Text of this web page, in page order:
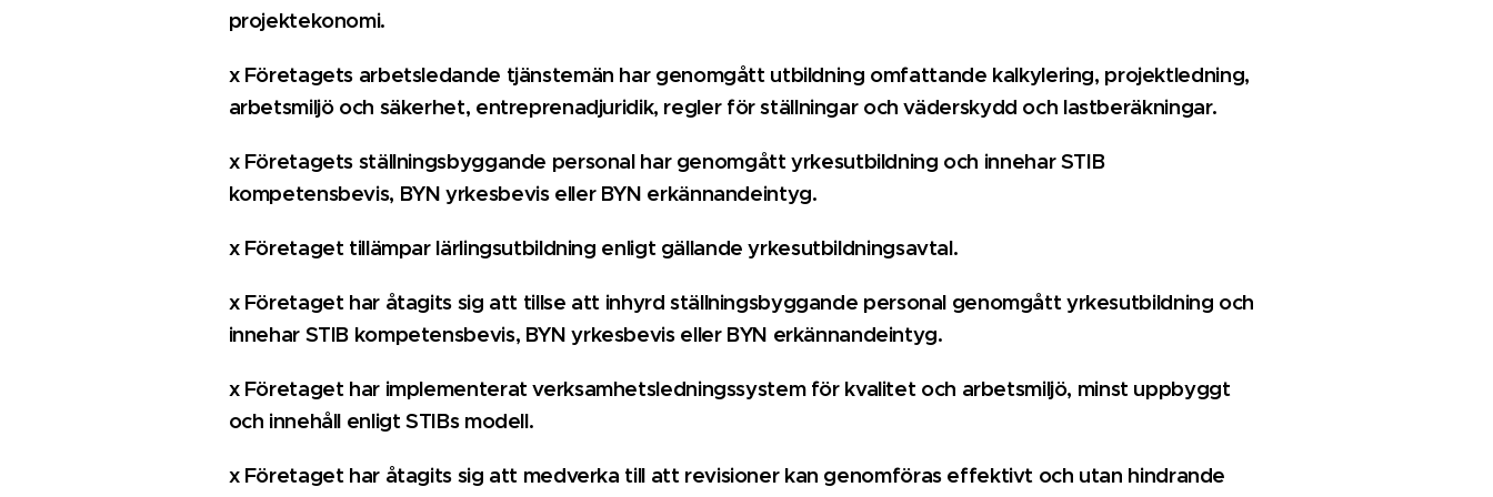
projektekonomi.
x Företagets arbetsledande tjänstemän har genomgått utbildning omfattande kalkylering, projektledning,
arbetsmiljö och säkerhet, entreprenadjuridik, regler för ställningar och väderskydd och lastberäkningar.
x Företagets ställningsbyggande personal har genomgått yrkesutbildning och innehar STIB
kompetensbevis, BYN yrkesbevis eller BYN erkännandeintyg.
x Företaget tillämpar lärlingsutbildning enligt gällande yrkesutbildningsavtal.
x Företaget har åtagits sig att tillse att inhyrd ställningsbyggande personal genomgått yrkesutbildning och
innehar STIB kompetensbevis, BYN yrkesbevis eller BYN erkännandeintyg.
x Företaget har implementerat verksamhetsledningssystem för kvalitet och arbetsmiljö, minst uppbyggt
och innehåll enligt STIBs modell.
x Företaget har åtagits sig att medverka till att revisioner kan genomföras effektivt och utan hindrande